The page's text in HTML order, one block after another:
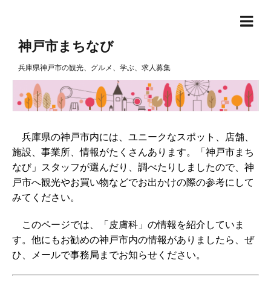
神戸市まちなび
兵庫県神戸市の観光、グルメ、学ぶ、求人募集
兵庫県の神戸市内には、ユニークなスポット、店舗、
施設、事業所、情報がたくさんあります。「神戸市まち
なび」スタッフが選んだり、調べたりしましたので、神
戸市へ観光やお買い物などでお出かけの際の参考にして
みてください。
このページでは、「皮膚科」の情報を紹介していま
す。他にもお勧めの神戸市内の情報がありましたら、ぜ
ひ、メールで事務局までお知らせください。